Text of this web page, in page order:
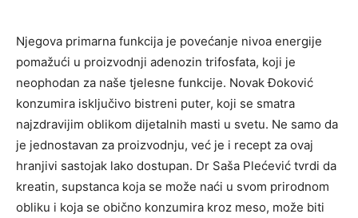
Njegova primarna funkcija je povećanje nivoa energije
pomažući u proizvodnji adenozin trifosfata, koji je
neophodan za naše tjelesne funkcije. Novak Đoković
konzumira isključivo bistreni puter, koji se smatra
najzdravijim oblikom dijetalnih masti u svetu. Ne samo da
je jednostavan za proizvodnju, već je i recept za ovaj
hranjivi sastojak lako dostupan. Dr Saša Plećević tvrdi da
kreatin, supstanca koja se može naći u svom prirodnom
obliku i koja se obično konzumira kroz meso, može biti